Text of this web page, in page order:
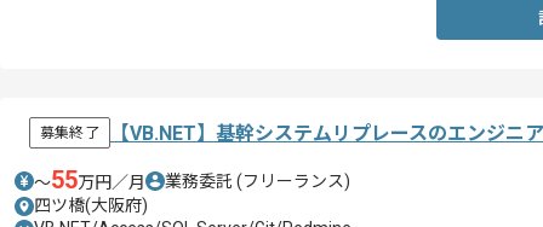
募集終了 【VB.NET】基幹システムリプレースのエンジニ
〜55万円／月 業務委託 (フリーランス)
四ツ橋(大阪府)